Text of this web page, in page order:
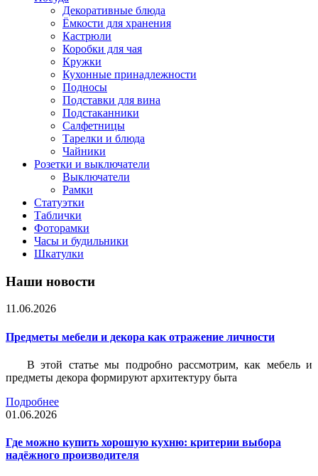
Декоративные блюда
Ёмкости для хранения
Кастрюли
Коробки для чая
Кружки
Кухонные принадлежности
Подносы
Подставки для вина
Подстаканники
Салфетницы
Тарелки и блюда
Чайники
Розетки и выключатели
Выключатели
Рамки
Статуэтки
Таблички
Фоторамки
Часы и будильники
Шкатулки
Наши новости
11.06.2026
Предметы мебели и декора как отражение личности
В этой статье мы подробно рассмотрим, как мебель и
предметы декора формируют архитектуру быта
Подробнее
01.06.2026
Где можно купить хорошую кухню: критерии выбора
надёжного производителя